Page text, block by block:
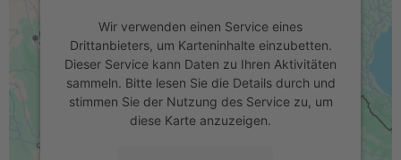
Wir verwenden einen Service eines
Drittanbieters, um Karteninhalte einzubetten.
Dieser Service kann Daten zu Ihren Aktivitäten
sammeln. Bitte lesen Sie die Details durch und
stimmen Sie der Nutzung des Service zu, um
diese Karte anzuzeigen.